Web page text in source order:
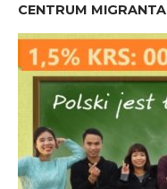
CENTRUM MIGRANTA